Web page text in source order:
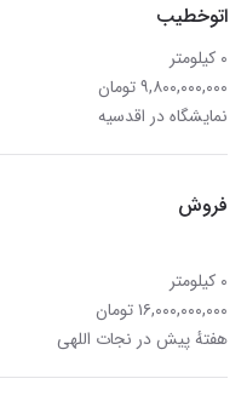
اتوخطیب
۰ کیلومتر
۹,۸۰۰,۰۰۰,۰۰۰ تومان
نمایشگاه در اقدسیه
فروش
۰ کیلومتر
۱۶,۰۰۰,۰۰۰,۰۰۰ تومان
هفتهٔ پیش در نجات اللهی